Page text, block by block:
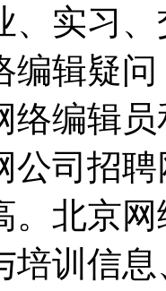
、实习
编辑疑
络编辑
公司招
。北京
培训信